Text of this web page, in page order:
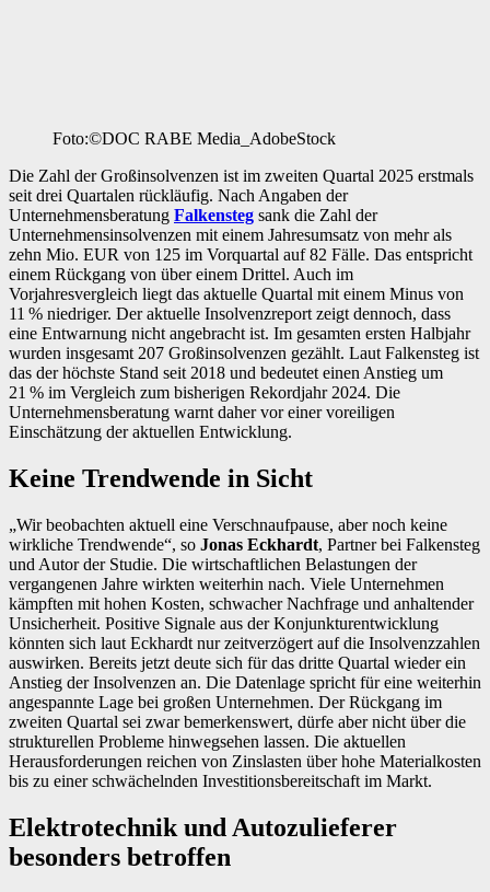
Foto:©DOC RABE Media_AdobeStock
Die Zahl der Großinsolvenzen ist im zweiten Quartal 2025 erstmals
seit drei Quartalen rückläufig. Nach Angaben der
Unternehmensberatung Falkensteg sank die Zahl der
Unternehmensinsolvenzen mit einem Jahresumsatz von mehr als
zehn Mio. EUR von 125 im Vorquartal auf 82 Fälle. Das entspricht
einem Rückgang von über einem Drittel. Auch im
Vorjahresvergleich liegt das aktuelle Quartal mit einem Minus von
11 % niedriger. Der aktuelle Insolvenzreport zeigt dennoch, dass
eine Entwarnung nicht angebracht ist. Im gesamten ersten Halbjahr
wurden insgesamt 207 Großinsolvenzen gezählt. Laut Falkensteg ist
das der höchste Stand seit 2018 und bedeutet einen Anstieg um
21 % im Vergleich zum bisherigen Rekordjahr 2024. Die
Unternehmensberatung warnt daher vor einer voreiligen
Einschätzung der aktuellen Entwicklung.
Keine Trendwende in Sicht
„Wir beobachten aktuell eine Verschnaufpause, aber noch keine
wirkliche Trendwende“, so Jonas Eckhardt, Partner bei Falkensteg
und Autor der Studie. Die wirtschaftlichen Belastungen der
vergangenen Jahre wirkten weiterhin nach. Viele Unternehmen
kämpften mit hohen Kosten, schwacher Nachfrage und anhaltender
Unsicherheit. Positive Signale aus der Konjunkturentwicklung
könnten sich laut Eckhardt nur zeitverzögert auf die Insolvenzzahlen
auswirken. Bereits jetzt deute sich für das dritte Quartal wieder ein
Anstieg der Insolvenzen an. Die Datenlage spricht für eine weiterhin
angespannte Lage bei großen Unternehmen. Der Rückgang im
zweiten Quartal sei zwar bemerkenswert, dürfe aber nicht über die
strukturellen Probleme hinwegsehen lassen. Die aktuellen
Herausforderungen reichen von Zinslasten über hohe Materialkosten
bis zu einer schwächelnden Investitionsbereitschaft im Markt.
Elektrotechnik und Autozulieferer
besonders betroffen